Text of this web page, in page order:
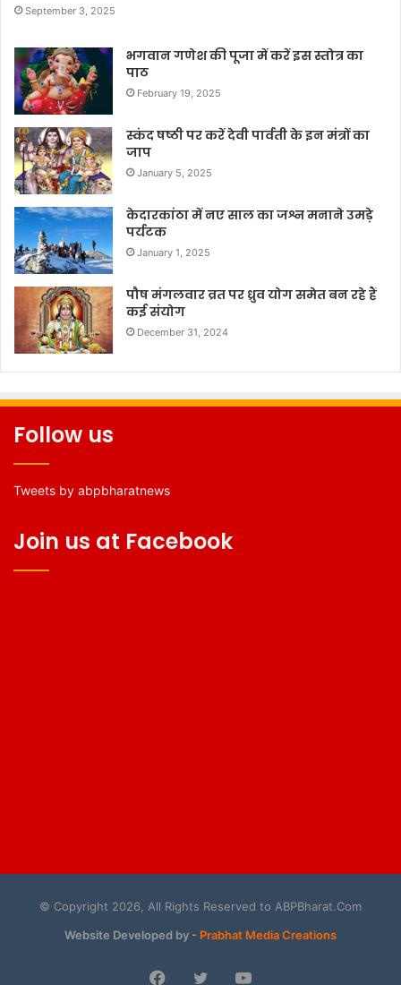
September 3, 2025
भगवान गणेश की पूजा में करें इस स्तोत्र का
पाठ
February 19, 2025
स्कंद षष्ठी पर करें देवी पार्वती के इन मंत्रों का
जाप
January 5, 2025
केदारकांठा में नए साल का जश्न मनाने उमड़े
पर्यटक
January 1, 2025
पौष मंगलवार व्रत पर ध्रुव योग समेत बन रहे हैं
कई संयोग
December 31, 2024
Follow us
Tweets by abpbharatnews
Join us at Facebook
© Copyright 2026, All Rights Reserved to ABPBharat.Com
Website Developed by - Prabhat Media Creations
Facebook
TwitterYouTube